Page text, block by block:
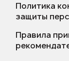
Политика
защиты
Правила